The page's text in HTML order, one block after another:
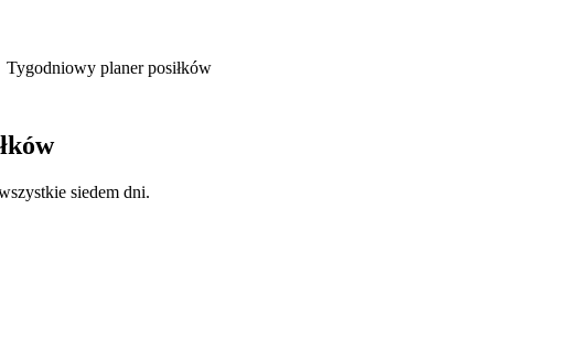
Tygodniowy planer posiłków
siedem dni.